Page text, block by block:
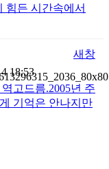
힘든 시간속에서
새창
18:53
고드름.2005년 주
기억은 안나지만